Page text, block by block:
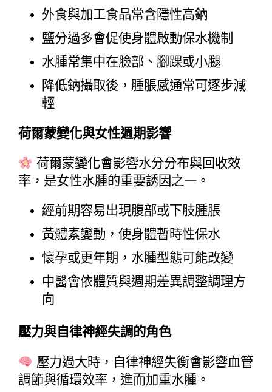
外食與加工食品常含隱性高鈉
鹽分過多會促使身體啟動保水機制
水腫常集中在臉部、腳踝或小腿
降低鈉攝取後，腫脹感通常可逐步減
輕
荷爾蒙變化與女性週期影響
荷爾蒙變化會影響水分分布與回收效
率，是女性水腫的重要誘因之一。
經前期容易出現腹部或下肢腫脹
黃體素變動，使身體暫時性保水
懷孕或更年期，水腫型態可能改變
中醫會依體質與週期差異調整調理方
向
壓力與自律神經失調的角色
壓力過大時，自律神經失衡會影響血管
調節與循環效率，進而加重水腫。